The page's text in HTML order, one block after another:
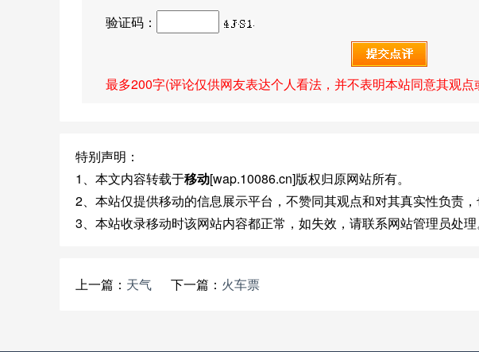
验证码：
最多200字(评论仅供网友表达个人看法，并不表明本站同意其观点
特别声明：
1、本文内容转载于移动[wap.10086.cn]版权归原网站所有。
2、本站仅提供移动的信息展示平台，不赞同其观点和对其真实性负责，
3、本站收录移动时该网站内容都正常，如失效，请联系网站管理员处理
上一篇： 天气 下一篇： 火车票